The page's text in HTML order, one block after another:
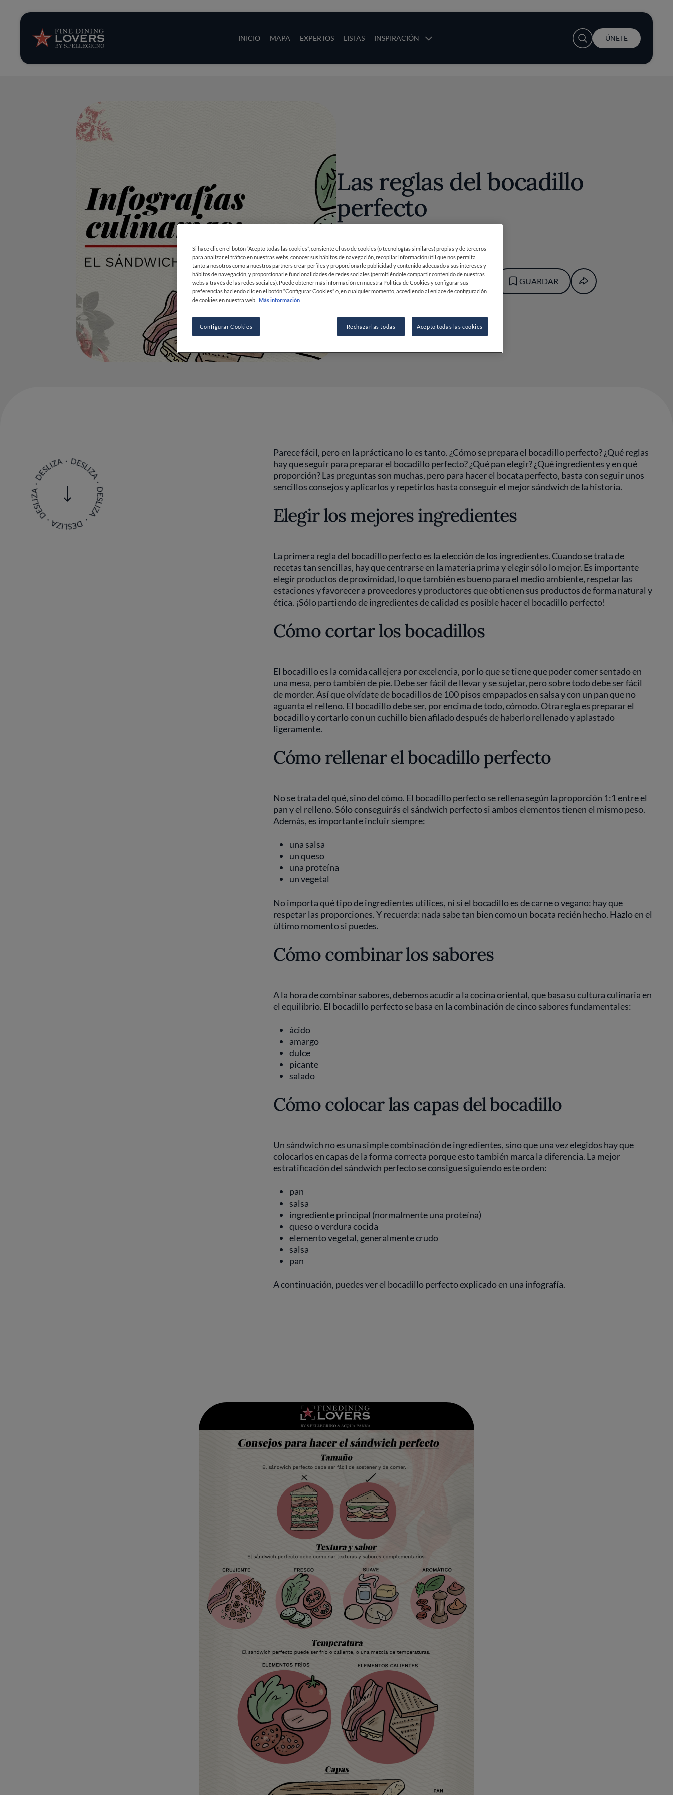
INICIO MAPA EXPERTOS LISTAS INSPIRACIÓN
Opinión y noticias
Recetas
Consejos y trucos
Series
User account menu
ÚNETE
Las reglas del bocadillo
perfecto
PORFINE DINING LOVERS
REDACCIÓN
GUARDAR
Parece fácil, pero en la práctica no lo es tanto. ¿Cómo se prepara el bocadillo perfecto? ¿Qué reglas
hay que seguir para preparar el bocadillo perfecto? ¿Qué pan elegir? ¿Qué ingredientes y en qué
proporción? Las preguntas son muchas, pero para hacer el bocata perfecto, basta con seguir unos
sencillos consejos y aplicarlos y repetirlos hasta conseguir el mejor sándwich de la historia.
Elegir los mejores ingredientes
La primera regla del bocadillo perfecto es la elección de los ingredientes. Cuando se trata de
recetas tan sencillas, hay que centrarse en la materia prima y elegir sólo lo mejor. Es importante
elegir productos de proximidad, lo que también es bueno para el medio ambiente, respetar las
estaciones y favorecer a proveedores y productores que obtienen sus productos de forma natural y
ética. ¡Sólo partiendo de ingredientes de calidad es posible hacer el bocadillo perfecto!
Cómo cortar los bocadillos
El bocadillo es la comida callejera por excelencia, por lo que se tiene que poder comer sentado en
una mesa, pero también de pie. Debe ser fácil de llevar y se sujetar, pero sobre todo debe ser fácil
de morder. Así que olvídate de bocadillos de 100 pisos empapados en salsa y con un pan que no
aguanta el relleno. El bocadillo debe ser, por encima de todo, cómodo. Otra regla es preparar el
bocadillo y cortarlo con un cuchillo bien afilado después de haberlo rellenado y aplastado
ligeramente.
Cómo rellenar el bocadillo perfecto
No se trata del qué, sino del cómo. El bocadillo perfecto se rellena según la proporción 1:1 entre el
pan y el relleno. Sólo conseguirás el sándwich perfecto si ambos elementos tienen el mismo peso.
Además, es importante incluir siempre:
una salsa
un queso
una proteína
un vegetal
No importa qué tipo de ingredientes utilices, ni si el bocadillo es de carne o vegano: hay que
respetar las proporciones. Y recuerda: nada sabe tan bien como un bocata recién hecho. Hazlo en el
último momento si puedes.
Cómo combinar los sabores
A la hora de combinar sabores, debemos acudir a la cocina oriental, que basa su cultura culinaria en
el equilibrio. El bocadillo perfecto se basa en la combinación de cinco sabores fundamentales:
ácido
amargo
dulce
picante
salado
Cómo colocar las capas del bocadillo
Un sándwich no es una simple combinación de ingredientes, sino que una vez elegidos hay que
colocarlos en capas de la forma correcta porque esto también marca la diferencia. La mejor
estratificación del sándwich perfecto se consigue siguiendo este orden:
pan
salsa
ingrediente principal (normalmente una proteína)
queso o verdura cocida
elemento vegetal, generalmente crudo
salsa
pan
A continuación, puedes ver el bocadillo perfecto explicado en una infografía.
Si hace clic en el botón “Acepto todas las cookies”, consiente el uso de cookies (o tecnologías similares) propias y de terceros
para analizar el tráfico en nuestras webs, conocer sus hábitos de navegación, recopilar información útil que nos permita
tanto a nosotros como a nuestros partners crear perfiles y proporcionarle publicidad y contenido adecuado a sus intereses y
hábitos de navegación, y proporcionarle funcionalidades de redes sociales (permitiéndole compartir contenido de nuestras
webs a través de las redes sociales). Puede obtener más información en nuestra Política de Cookies y configurar sus
preferencias haciendo clic en el botón “Configurar Cookies” o, en cualquier momento, accediendo al enlace de configuración
de cookies en nuestra web. Más información
Configurar Cookies Rechazarlas todas Acepto todas las cookies